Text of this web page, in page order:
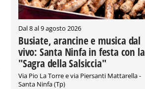
Dal 8 al 9 agosto 2026
Busiate, arancine e musica dal
vivo: Santa Ninfa in festa con la
"Sagra della Salsiccia"
Via Pio La Torre e via Piersanti Mattarella -
Santa Ninfa (Tp)